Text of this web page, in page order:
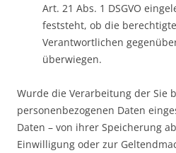
Art. 21 Abs. 1 DSGVO
feststeht, ob die
Verantwortlichen
überwiegen.
Wurde die Verarbeitung der Sie
personenbezogenen Daten
Daten – von ihrer Speicherung
Einwilligung oder zur